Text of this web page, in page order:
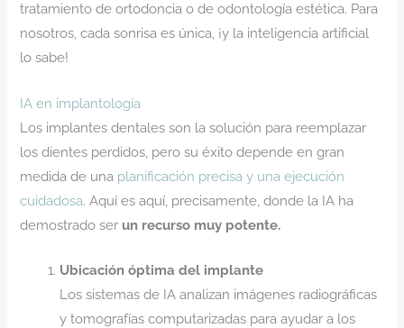
tratamiento de ortodoncia o de odontología estética. Para
nosotros, cada sonrisa es única, ¡y la inteligencia artificial
lo sabe!
IA en implantología
Los implantes dentales son la solución para reemplazar
los dientes perdidos, pero su éxito depende en gran
medida de una planificación precisa y una ejecución
cuidadosa. Aquí es aquí, precisamente, donde la IA ha
demostrado ser un recurso muy potente.
Ubicación óptima del implante
Los sistemas de IA analizan imágenes radiográficas
y tomografías computarizadas para ayudar a los